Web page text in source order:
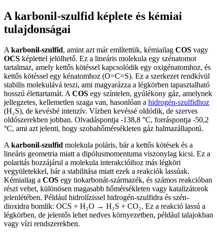
A karbonil-szulfid képlete és kémiai
tulajdonságai
A karbonil-szulfid, amint azt már említettük, kémiailag COS vagy
OCS képlettel jelölhető. Ez a lineáris molekula egy szénatomot
tartalmaz, amely kettős kötéssel kapcsolódik egy oxigénatomhoz, és
kettős kötéssel egy kénatomhoz (O=C=S). Ez a szerkezet rendkívül
stabilis molekulává teszi, ami magyarázza a légkörben tapasztalható
hosszú élettartamát. A COS egy színtelen, gyúlékony gáz, amelynek
jellegzetes, kellemetlen szaga van, hasonlóan a hidrogén-szulfidhoz
(H₂S), de kevésbé intenzív. Vízben kevéssé oldódik, de szerves
oldószerekben jobban. Olvadáspontja -138,8 °C, forráspontja -50,2
°C, ami azt jelenti, hogy szobahőmérsékleten gáz halmazállapotú.
A karbonil-szulfid molekula poláris, bár a kettős kötések és a
lineáris geometria miatt a dipólusmomentuma viszonylag kicsi. Ez a
polaritás hozzájárul a molekula interakcióihoz más légköri
vegyületekkel, bár a stabilitása miatt ezek a reakciók lassúak.
Kémiailag a COS egy tiokarbonát-származék, és számos reakcióban
részt vehet, különösen magasabb hőmérsékleten vagy katalizátorok
jelenlétében. Például hidrolízissel hidrogén-szulfidra és szén-
dioxidra bomlik: OCS + H₂O → H₂S + CO₂. Ez a reakció lassú a
légkörben, de jelentős lehet nedves környezetben, például talajokban
vagy vízi rendszerekben.